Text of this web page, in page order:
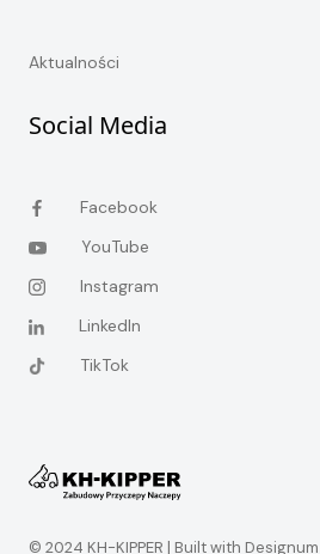
Aktualności
Social Media
Facebook
YouTube
Instagram
LinkedIn
TikTok
© 2024 KH-KIPPER | Built with